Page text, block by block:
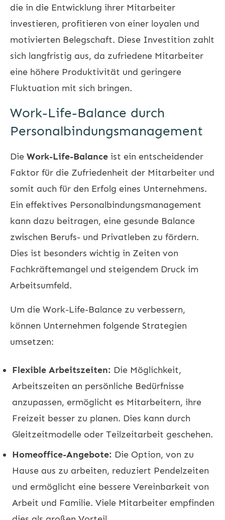
die in die Entwicklung ihrer Mitarbeiter
investieren, profitieren von einer loyalen und
motivierten Belegschaft. Diese Investition zahlt
sich langfristig aus, da zufriedene Mitarbeiter
eine höhere Produktivität und geringere
Fluktuation mit sich bringen.
Work-Life-Balance durch
Personalbindungsmanagement
Die Work-Life-Balance ist ein entscheidender
Faktor für die Zufriedenheit der Mitarbeiter und
somit auch für den Erfolg eines Unternehmens.
Ein effektives Personalbindungsmanagement
kann dazu beitragen, eine gesunde Balance
zwischen Berufs- und Privatleben zu fördern.
Dies ist besonders wichtig in Zeiten von
Fachkräftemangel und steigendem Druck im
Arbeitsumfeld.
Um die Work-Life-Balance zu verbessern,
können Unternehmen folgende Strategien
umsetzen:
Flexible Arbeitszeiten: Die Möglichkeit,
Arbeitszeiten an persönliche Bedürfnisse
anzupassen, ermöglicht es Mitarbeitern, ihre
Freizeit besser zu planen. Dies kann durch
Gleitzeitmodelle oder Teilzeitarbeit geschehen.
Homeoffice-Angebote: Die Option, von zu
Hause aus zu arbeiten, reduziert Pendelzeiten
und ermöglicht eine bessere Vereinbarkeit von
Arbeit und Familie. Viele Mitarbeiter empfinden